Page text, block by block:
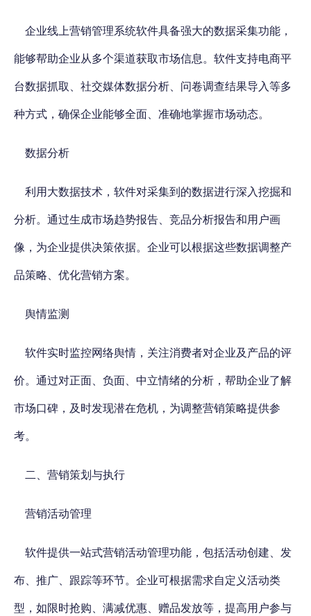
企业线上营销管理系统软件具备强大的数据采集功能，
能够帮助企业从多个渠道获取市场信息。软件支持电商平
台数据抓取、社交媒体数据分析、问卷调查结果导入等多
种方式，确保企业能够全面、准确地掌握市场动态。
数据分析
利用大数据技术，软件对采集到的数据进行深入挖掘和
分析。通过生成市场趋势报告、竞品分析报告和用户画
像，为企业提供决策依据。企业可以根据这些数据调整产
品策略、优化营销方案。
舆情监测
软件实时监控网络舆情，关注消费者对企业及产品的评
价。通过对正面、负面、中立情绪的分析，帮助企业了解
市场口碑，及时发现潜在危机，为调整营销策略提供参
考。
二、营销策划与执行
营销活动管理
软件提供一站式营销活动管理功能，包括活动创建、发
布、推广、跟踪等环节。企业可根据需求自定义活动类
型，如限时抢购、满减优惠、赠品发放等，提高用户参与